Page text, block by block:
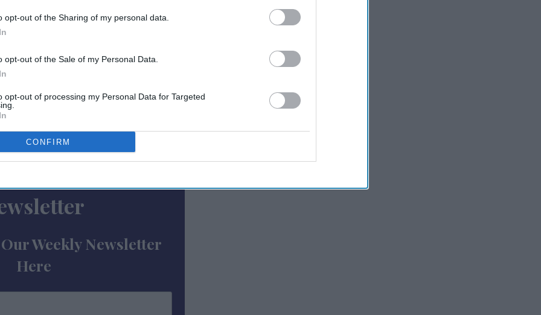
opt-out of the Sharing of my personal data.
opt-out of the Sale of my Personal Data.
opt-out of processing my Personal Data for Targeted
CONFIRM
હતું,. "સારા સમાચાર એ છે કે હોટલો
વેતન, વિસ્તૃત લાભો અને કર્મચારીઓના સંતોષ
ઇકોલેબ, એન્કોર, હિરોલોજી, ઓરેકલ
અપનાવે તે દરમિયાન તેમણે જેનો સામનો
છે. આ ટેકનોલોજી તેમને મહેમાનો, વ્યવસાયો
કામગીરી કરવા સક્ષમ બનાવે છે, એમ AHLAએ
અપેક્ષાઓ અને તેમને સંતોષવા માટે અનુકૂલનશીલ
Weekly Newsletter
Here